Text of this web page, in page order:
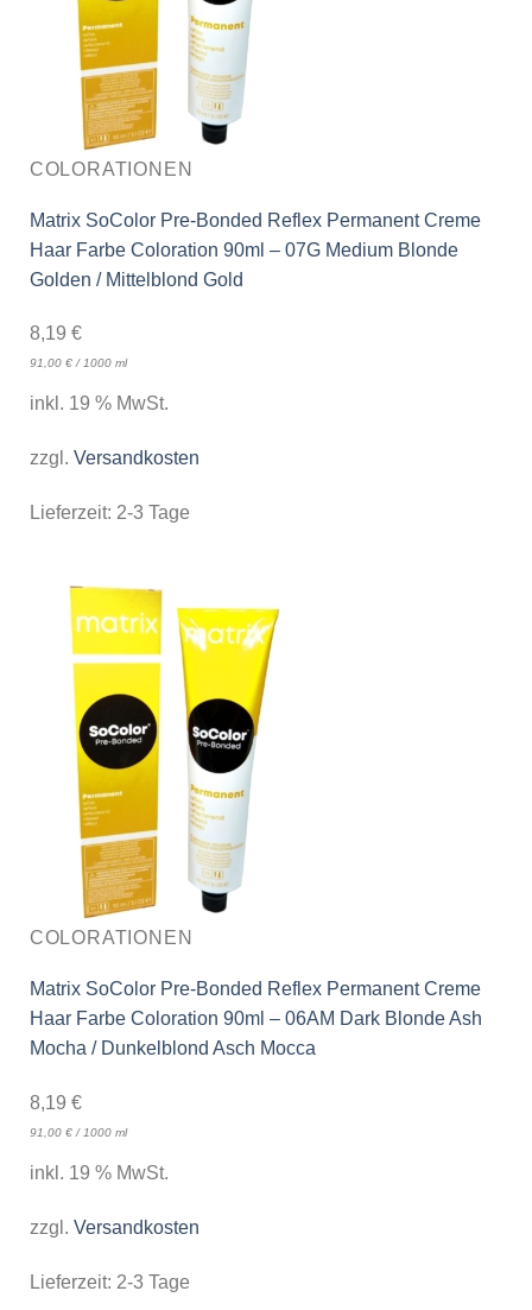
COLORATIONEN
Matrix SoColor Pre-Bonded Reflex Permanent Creme
Haar Farbe Coloration 90ml – 07G Medium Blonde
Golden / Mittelblond Gold
8,19 €
91,00 €/1000 ml
inkl. 19 % MwSt.
zzgl. Versandkosten
Lieferzeit: 2-3 Tage
COLORATIONEN
Matrix SoColor Pre-Bonded Reflex Permanent Creme
Haar Farbe Coloration 90ml – 06AM Dark Blonde Ash
Mocha / Dunkelblond Asch Mocca
8,19 €
91,00 €/ 1000 ml
inkl. 19 % MwSt.
zzgl. Versandkosten
Lieferzeit: 2-3 Tage